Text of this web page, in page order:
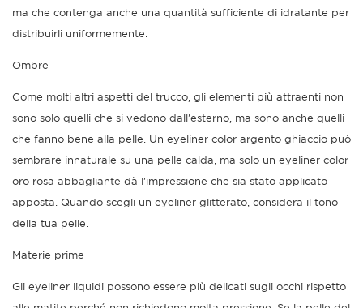
ma che contenga anche una quantità sufficiente di idratante per
distribuirli uniformemente.
Ombre
Come molti altri aspetti del trucco, gli elementi più attraenti non
sono solo quelli che si vedono dall'esterno, ma sono anche quelli
che fanno bene alla pelle. Un eyeliner color argento ghiaccio può
sembrare innaturale su una pelle calda, ma solo un eyeliner color
oro rosa abbagliante dà l'impressione che sia stato applicato
apposta. Quando scegli un eyeliner glitterato, considera il tono
della tua pelle.
Materie prime
Gli eyeliner liquidi possono essere più delicati sugli occhi rispetto